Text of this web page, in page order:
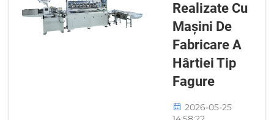
esențială
pentru
menținerea
unor marje de
profit solide.
Implementarea
operaționale
Realizate Cu
Mașini De
Fabricare A
Hârtiei Tip
Fagure
2026-05-25